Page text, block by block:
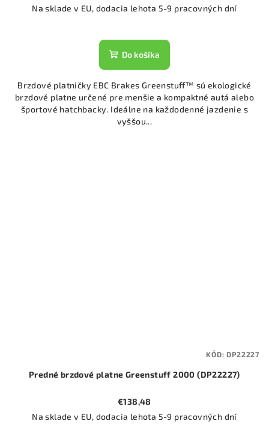
Na sklade v EU, dodacia lehota 5-9 pracovných dní
Do košíka
Brzdové platničky EBC Brakes Greenstuff™ sú ekologické
brzdové platne určené pre menšie a kompaktné autá alebo
športové hatchbacky. Ideálne na každodenné jazdenie s
vyššou...
Predné brzdové platne Greenstuff 2000 (DP22227)
€138,48
Na sklade v EU, dodacia lehota 5-9 pracovných dní
KÓD:DP22227